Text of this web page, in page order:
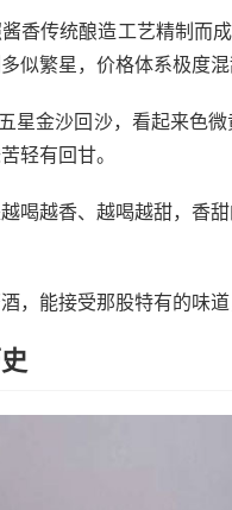
香传统酿造工艺精制而
似繁星，价格体系极度混
星金沙回沙，看起来色
轻有回甘。
喝越香、越喝越甜，香
，能接受那股特有的味道